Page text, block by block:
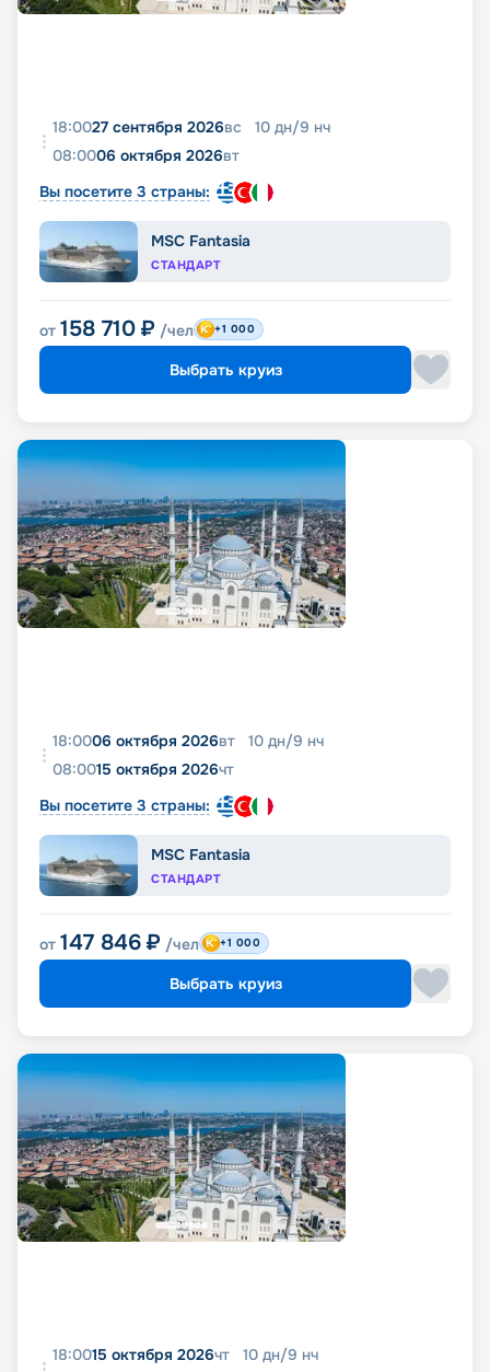
18:0027 сентября 2026вс 10 дн/9 нч
08:0006 октября 2026вт
Вы посетите 3 страны:
MSC Fantasia
СТАНДАРТ
от 158 710 ₽ /чел +1 000
Выбрать круиз
18:0006 октября 2026вт 10 дн/9 нч
08:0015 октября 2026чт
Вы посетите 3 страны:
MSC Fantasia
СТАНДАРТ
от 147 846 ₽ /чел +1 000
Выбрать круиз
18:0015 октября 2026чт 10 дн/9 нч